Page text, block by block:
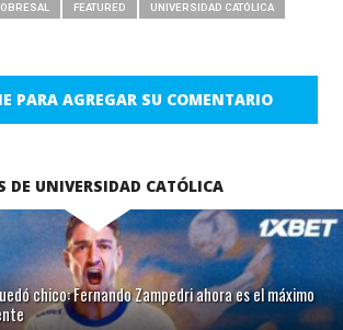
FEATURED UNIVERSIDAD CATÓLICA
PARA AGREGAR SU COMENTARIO
DE UNIVERSIDAD CATÓLICA
chico: Fernando Zampedri ahora es el máximo